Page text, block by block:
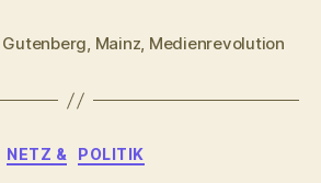
Gutenberg, Mainz, Medienrevolution
Kategorien
NETZ & POLITIK